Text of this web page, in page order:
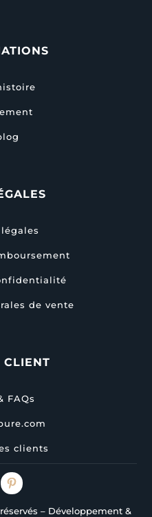
de vente
CLIENT
FAQs
clients
– Développement &